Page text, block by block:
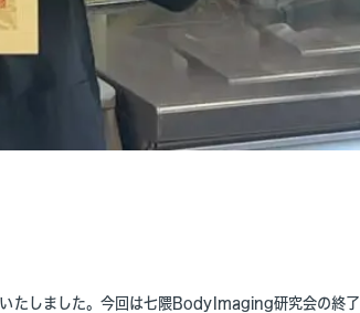
たしました。今回は七隈BodyImaging研究会の終了